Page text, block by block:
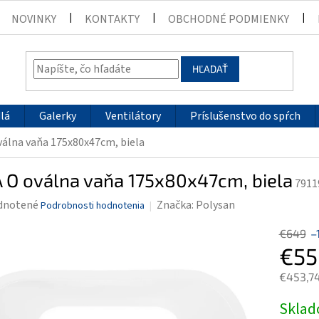
NOVINKY KONTAKTY OBCHODNÉ PODMIENKY
HĽADAŤ
Galerky Ventilátory Príslušenstvo do spŕch
vaňa 175x80x47cm, biela
O oválna vaňa 175x80x47cm, biela
Podrobnosti hodnotenia Značka: Polysan
€649
cena: